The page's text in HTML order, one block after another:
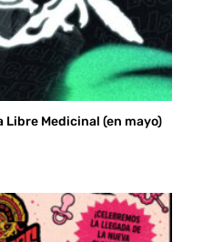
Medicinal (en mayo)